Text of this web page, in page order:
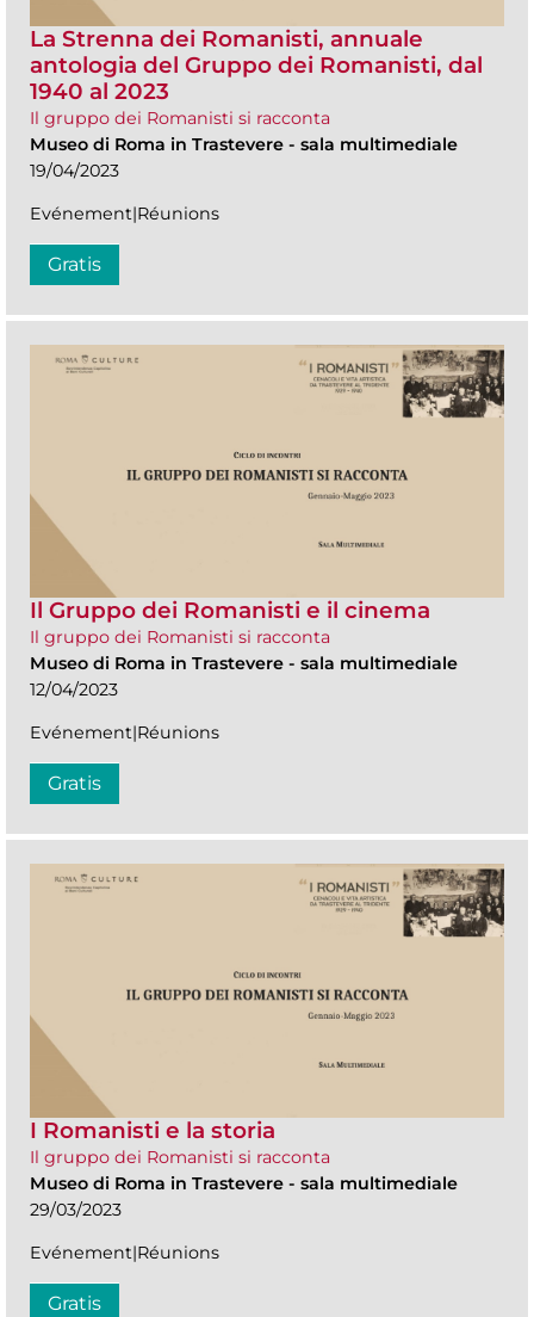
La Strenna dei Romanisti, annuale
antologia del Gruppo dei Romanisti, dal
1940 al 2023
Il gruppo dei Romanisti si racconta
Museo di Roma in Trastevere - sala multimediale
19/04/2023
Evénement|Réunions
Gratis
Il Gruppo dei Romanisti e il cinema
Il gruppo dei Romanisti si racconta
Museo di Roma in Trastevere - sala multimediale
12/04/2023
Evénement|Réunions
Gratis
I Romanisti e la storia
Il gruppo dei Romanisti si racconta
Museo di Roma in Trastevere - sala multimediale
29/03/2023
Evénement|Réunions
Gratis